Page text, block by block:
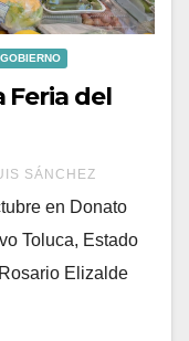
GOBIERNO
Feria del
SÁNCHEZ
en Donato
Toluca, Estado
Elizalde